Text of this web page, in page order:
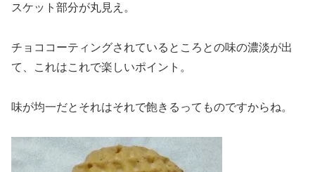
スケット部分が丸見え。
チョココーティングされているところとの味の濃淡が出
て、これはこれで楽しいポイント。
味が均一だとそれはそれで飽きるってものですからね。